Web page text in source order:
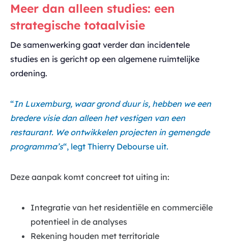
Meer dan alleen studies: een
strategische totaalvisie
De samenwerking gaat verder dan incidentele
studies en is gericht op een algemene ruimtelijke
ordening.
“In Luxemburg, waar grond duur is, hebben we een
bredere visie dan alleen het vestigen van een
restaurant. We ontwikkelen projecten in gemengde
programma’s“, legt Thierry Debourse uit.
Deze aanpak komt concreet tot uiting in:
Integratie van het residentiële en commerciële
potentieel in de analyses
Rekening houden met territoriale